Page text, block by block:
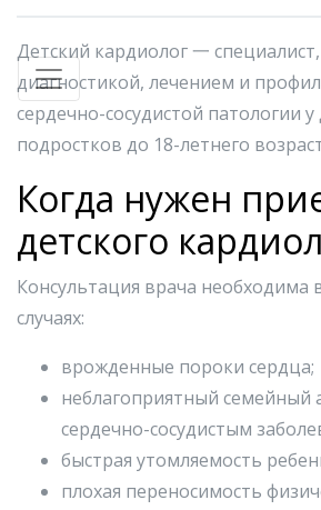
Детский кардиолог 一
диагностикой, лечением и
сердечно-сосудистой патологии у
подростков до 18-летнего
Когда нужен
детского
Консультация врача необходима
случаях:
врожденные пороки сердца;
неблагоприятный семейный
сердечно-сосудистым
быстрая утомляемость
плохая переносимость